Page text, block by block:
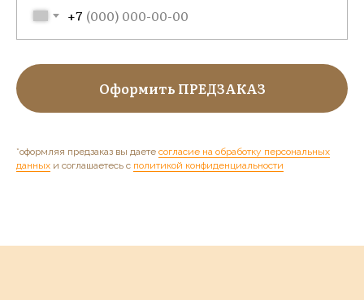
+7
Оформить ПРЕДЗАКАЗ
*оформляя предзаказ вы даете согласие на обработку персональных
данных и соглашаетесь c политикой конфиденциальности